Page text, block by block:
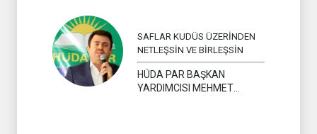
SAFLAR KUDÜS ÜZERİNDEN
NETLEŞSİN VE BİRLEŞSİN
HÜDA PAR BAŞKAN
YARDIMCISI MEHMET